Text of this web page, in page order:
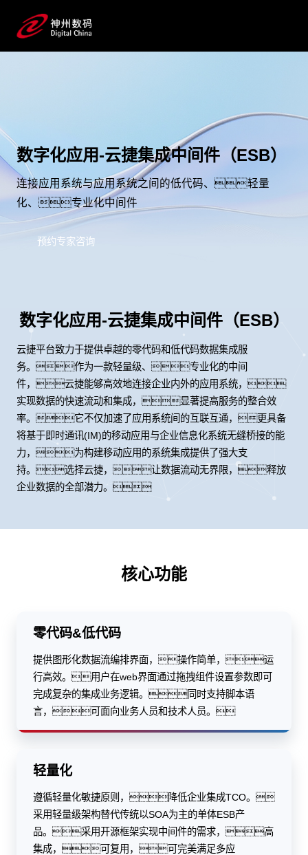
数字化应用-云捷集成中间件（ESB）
连接应用系统与应用系统之间的低代码、轻量
化、专业化中间件
预约专家咨询
数字化应用-云捷集成中间件（ESB）
云捷平台致力于提供卓越的零代码和低代码数据集成服
务。作为一款轻量级、专业化的中间
件，云捷能够高效地连接企业内外的应用系统，
实现数据的快速流动和集成，显著提高服务的整合效
率。它不仅加速了应用系统间的互联互通，更具备
将基于即时通讯(IM)的移动应用与企业信息化系统无缝桥接的能
力，为构建移动应用的系统集成提供了强大支
持。选择云捷，让数据流动无界限，释放
企业数据的全部潜力。
核心功能
零代码&低代码
提供图形化数据流编排界面，操作简单，运
行高效。用户在web界面通过拖拽组件设置参数即可
完成复杂的集成业务逻辑。同时支持脚本语
言，可面向业务人员和技术人员。
轻量化
遵循轻量化敏捷原则，降低企业集成TCO。
采用轻量级架构替代传统以SOA为主的单体ESB产
品。采用开源框架实现中间件的需求，高
集成，可复用，可完美满足多应